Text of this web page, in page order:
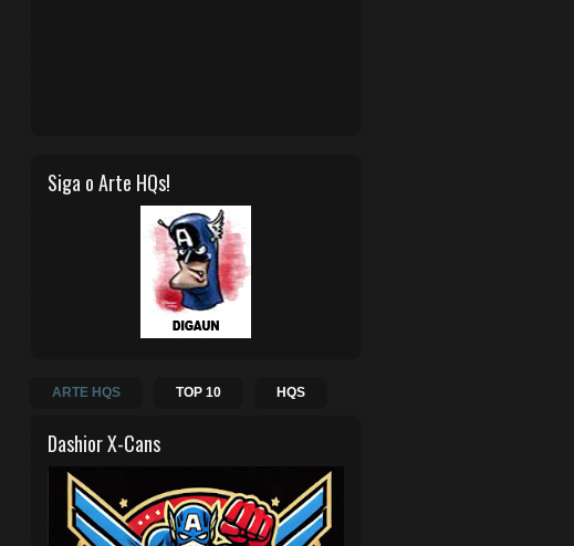
Siga o Arte HQs!
ARTE HQS TOP 10 HQS
Dashior X-Cans